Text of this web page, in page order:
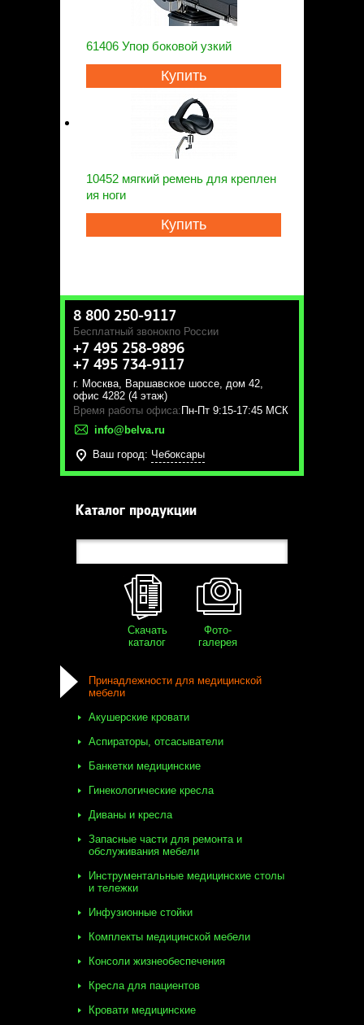
61406 Упор боковой узкий
Купить
10452 мягкий ремень для креплен
ия ноги
Купить
8 800 250-9117
Бесплатный звонокпо России
+7 495 258-9896
+7 495 734-9117
г. Москва, Варшавское шоссе, дом 42,
офис 4282 (4 этаж)
Время работы офиса: Пн-Пт 9:15-17:45 МСК
info@belva.ru
Ваш город: Чебоксары
Каталог продукции
Скачать
каталог
Фото-
галерея
Принадлежности для медицинской
мебели
Акушерские кровати
Аспираторы, отсасыватели
Банкетки медицинские
Гинекологические кресла
Диваны и кресла
Запасные части для ремонта и
обслуживания мебели
Инструментальные медицинские столы
и тележки
Инфузионные стойки
Комплекты медицинской мебели
Консоли жизнеобеспечения
Кресла для пациентов
Кровати медицинские